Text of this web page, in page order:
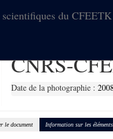
du CFEETK
CNRS-
Date de la photographie :
le document Information sur les